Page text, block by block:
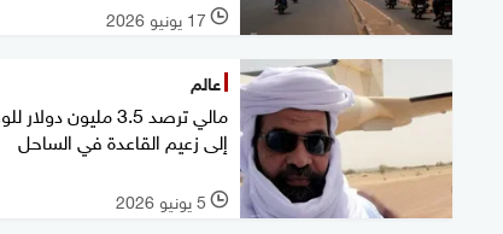
l 17 يونيو 2026
عالم
مالي ترصد 3.5 مليون
إلى زعيم القاعدة في الساحل
l 5 يونيو 2026